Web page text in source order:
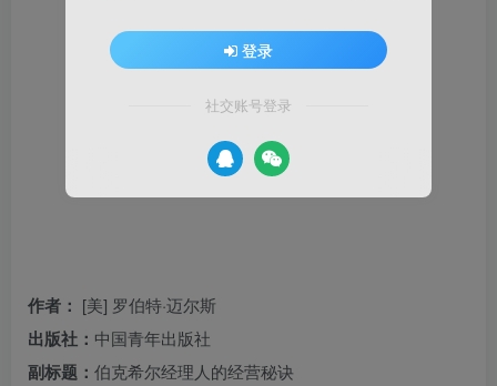
作者： [美] 罗伯特·迈尔斯
出版社： 中国青年出版社
副标题： 伯克希尔经理人的经营秘诀
登录
社交账号登录